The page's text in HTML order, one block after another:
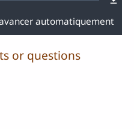
automatiquement
or questions